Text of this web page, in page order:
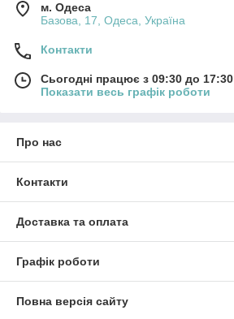
м. Одеса
Базова, 17, Одеса, Україна
Контакти
Сьогодні працює з 09:30 до 17:30
Показати весь графік роботи
Про нас
Контакти
Доставка та оплата
Графік роботи
Повна версія сайту